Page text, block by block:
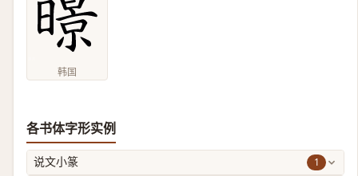
韩国
各书体字形实例
说文小篆 1